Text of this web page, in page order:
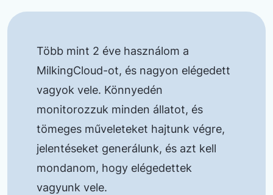
Több mint 2 éve használom a
MilkingCloud-ot, és nagyon elégedett
vagyok vele. Könnyedén
monitorozzuk minden állatot, és
tömeges műveleteket hajtunk végre,
jelentéseket generálunk, és azt kell
mondanom, hogy elégedettek
vagyunk vele.